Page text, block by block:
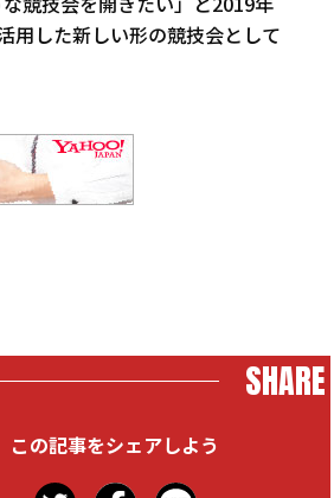
競技会を開きたい」と2019年
用した新しい形の競技会として
SHARE
この記事をシェアしよう